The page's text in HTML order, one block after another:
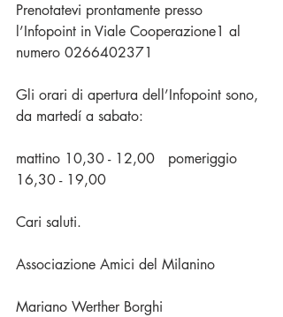
Prenotatevi prontamente presso
l’Infopoint in Viale Cooperazione1 al
numero 0266402371
Gli orari di apertura dell’Infopoint sono,
da martedí a sabato:
mattino 10,30 - 12,00   pomeriggio
16,30 - 19,00
Cari saluti.
Associazione Amici del Milanino
Mariano Werther Borghi